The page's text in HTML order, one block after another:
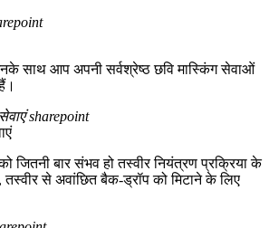
साथ आप अपनी सर्वश्रेष्ठ छवि मास्किंग सेवाओं
जितनी बार संभव हो तस्वीर नियंत्रण प्रक्रिया के
तस्वीर से अवांछित बैक-ड्रॉप को मिटाने के लिए